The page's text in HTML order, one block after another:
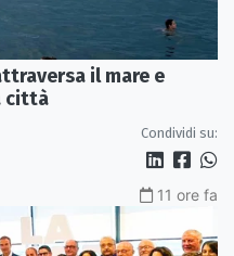
il mare e
città
Condividi su:
11 ore fa